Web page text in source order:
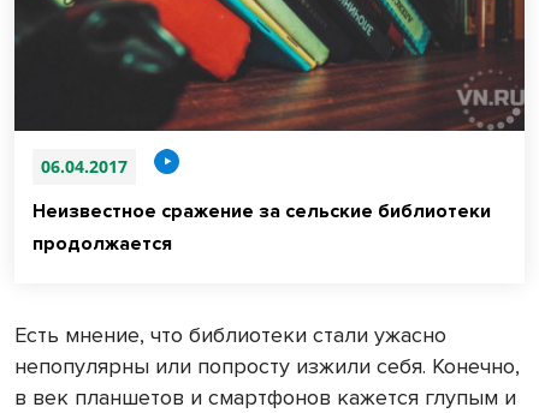
06.04.2017
Неизвестное сражение за сельские библиотеки
продолжается
Есть мнение, что библиотеки стали ужасно
непопулярны или попросту изжили себя. Конечно,
в век планшетов и смартфонов кажется глупым и